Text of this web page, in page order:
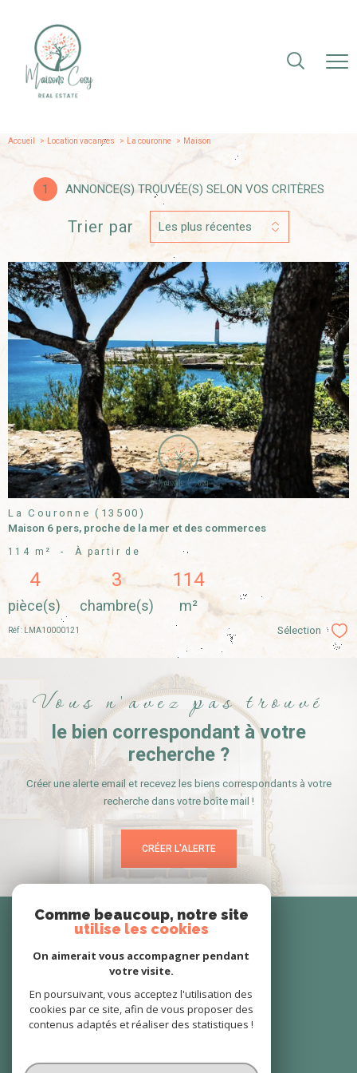
Accueil Location vacances La couronne maison
1 ANNONCE(S) TROUVÉE(S) SELON VOS CRITÈRES
Trier par Les plus récentes
VOIR LE
BIEN
La Couronne (13500)
Maison 6 pers, proche de la mer et des commerces
114 m² - À partir de
4
pièce(s)
3
chambre(s)
114
m²
Réf : LMA10000121 Sélection
Vous n'avez pas trouvé
le bien correspondant à votre
recherche ?
Créer une alerte email et recevez les biens correspondants à votre
recherche dans votre boîte mail !
CRÉER L'ALERTE
Se
connecter
Nous
suivre
Comme beaucoup, notre site
utilise les cookies
On aimerait vous accompagner pendant
votre visite.
En poursuivant, vous acceptez l'utilisation des
cookies par ce site, afin de vous proposer des
contenus adaptés et réaliser des statistiques !